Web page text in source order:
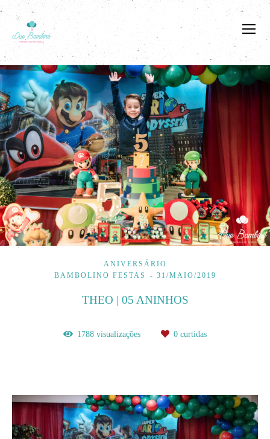
ANIVERSÁRIO
BAMBOLINO FESTAS
31/MAIO/2019
THEO | 05 ANINHOS
1788 visualizações 0 curtidas